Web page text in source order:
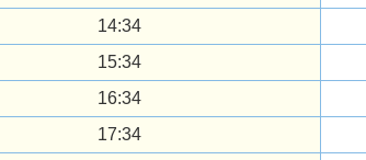
14:34
15:34
16:34
17:34